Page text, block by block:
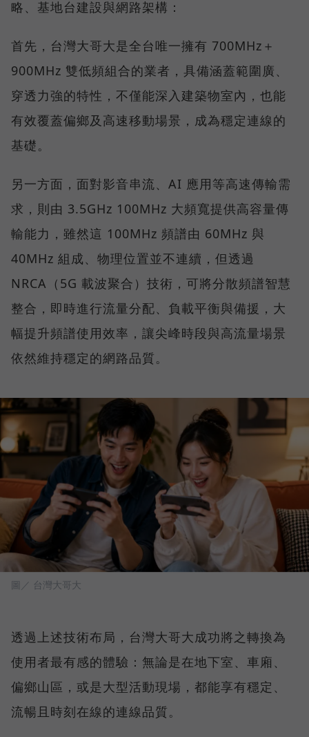
略、基地台建設與網路架構：
首先，台灣大哥大是全台唯一擁有 700MHz＋
900MHz 雙低頻組合的業者，具備涵蓋範圍廣、
穿透力強的特性，不僅能深入建築物室內，也能
有效覆蓋偏鄉及高速移動場景，成為穩定連線的
基礎。
另一方面，面對影音串流、AI 應用等高速傳輸需
求，則由 3.5GHz 100MHz 大頻寬提供高容量傳
輸能力，雖然這 100MHz 頻譜由 60MHz 與
40MHz 組成、物理位置並不連續，但透過
NRCA（5G 載波聚合）技術，可將分散頻譜智慧
整合，即時進行流量分配、負載平衡與備援，大
幅提升頻譜使用效率，讓尖峰時段與高流量場景
依然維持穩定的網路品質。
圖／ 台灣大哥大
透過上述技術布局，台灣大哥大成功將之轉換為
使用者最有感的體驗：無論是在地下室、車廂、
偏鄉山區，或是大型活動現場，都能享有穩定、
流暢且時刻在線的連線品質。